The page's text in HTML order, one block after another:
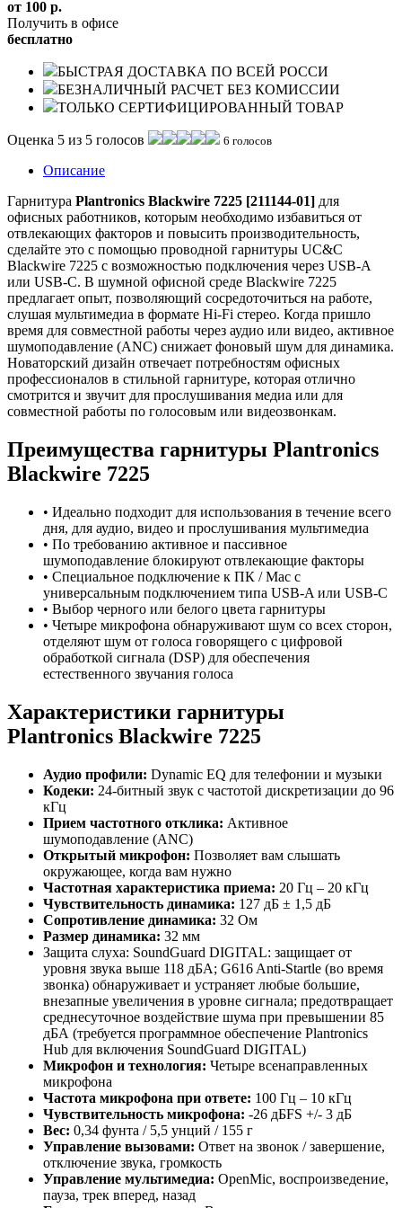
от 100 р.
Получить в офисе
бесплатно
БЫСТРАЯ ДОСТАВКА ПО ВСЕЙ РОССИ
БЕЗНАЛИЧНЫЙ РАСЧЕТ БЕЗ КОМИССИИ
ТОЛЬКО СЕРТИФИЦИРОВАННЫЙ ТОВАР
Оценка 5 из 5 голосов 6 голосов
Описание
Гарнитура Plantronics Blackwire 7225 [211144-01] для
офисных работников, которым необходимо избавиться от
отвлекающих факторов и повысить производительность,
сделайте это с помощью проводной гарнитуры UC&C
Blackwire 7225 с возможностью подключения через USB-A
или USB-C. В шумной офисной среде Blackwire 7225
предлагает опыт, позволяющий сосредоточиться на работе,
слушая мультимедиа в формате Hi-Fi стерео. Когда пришло
время для совместной работы через аудио или видео, активное
шумоподавление (ANC) снижает фоновый шум для динамика.
Новаторский дизайн отвечает потребностям офисных
профессионалов в стильной гарнитуре, которая отлично
смотрится и звучит для прослушивания медиа или для
совместной работы по голосовым или видеозвонкам.
Преимущества гарнитуры Plantronics
Blackwire 7225
• Идеально подходит для использования в течение всего
дня, для аудио, видео и прослушивания мультимедиа
• По требованию активное и пассивное
шумоподавление блокируют отвлекающие факторы
• Специальное подключение к ПК / Mac с
универсальным подключением типа USB-A или USB-C
• Выбор черного или белого цвета гарнитуры
• Четыре микрофона обнаруживают шум со всех сторон,
отделяют шум от голоса говорящего с цифровой
обработкой сигнала (DSP) для обеспечения
естественного звучания голоса
Характеристики гарнитуры
Plantronics Blackwire 7225
Аудио профили: Dynamic EQ для телефонии и музыки
Кодеки: 24-битный звук с частотой дискретизации до 96
кГц
Прием частотного отклика: Активное
шумоподавление (ANC)
Открытый микрофон: Позволяет вам слышать
окружающее, когда вам нужно
Частотная характеристика приема: 20 Гц – 20 кГц
Чувствительность динамика: 127 дБ ± 1,5 дБ
Сопротивление динамика: 32 Ом
Размер динамика: 32 мм
Защита слуха: SoundGuard DIGITAL: защищает от
уровня звука выше 118 дБА; G616 Anti-Startle (во время
звонка) обнаруживает и устраняет любые большие,
внезапные увеличения в уровне сигнала; предотвращает
среднесуточное воздействие шума при превышении 85
дБА (требуется программное обеспечение Plantronics
Hub для включения SoundGuard DIGITAL)
Микрофон и технология: Четыре всенаправленных
микрофона
Частота микрофона при ответе: 100 Гц – 10 кГц
Чувствительность микрофона: -26 дБFS +/- 3 дБ
Вес: 0,34 фунта / 5,5 унций / 155 г
Управление вызовами: Ответ на звонок / завершение,
отключение звука, громкость
Управление мультимедиа: OpenMic, воспроизведение,
пауза, трек вперед, назад